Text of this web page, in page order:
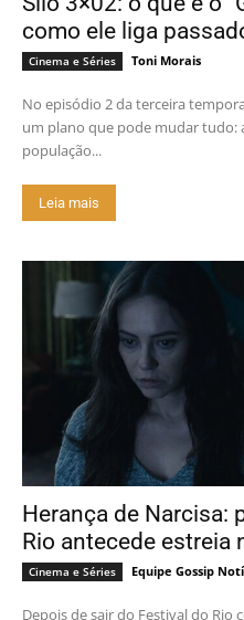
como ele liga
Cinema e Séries Toni Morais
No episódio 2 da terceira
um plano que pode mudar tudo:
população...
Leia mais
Herança de Narcisa:
Rio antecede estreia
Cinema e Séries Equipe Gossip
Depois de sair do Festival do